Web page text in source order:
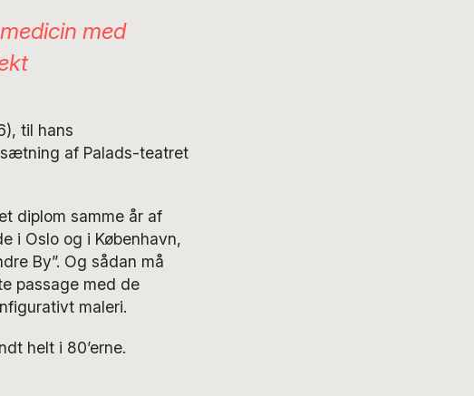
med
til hans
af Palads-teatret
diplom samme år af
i Oslo og i København,
By”. Og sådan må
passage med de
maleri.
helt i 80’erne.